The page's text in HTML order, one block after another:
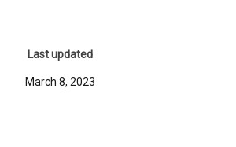
Last updated
March 8, 2023